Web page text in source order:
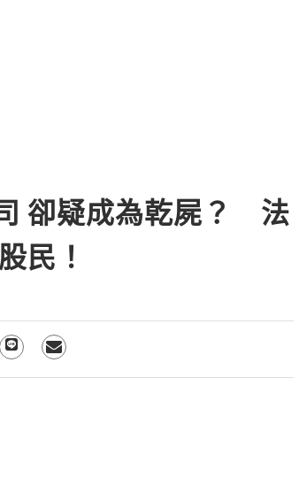
卻疑成為乾屍？ 法
民！